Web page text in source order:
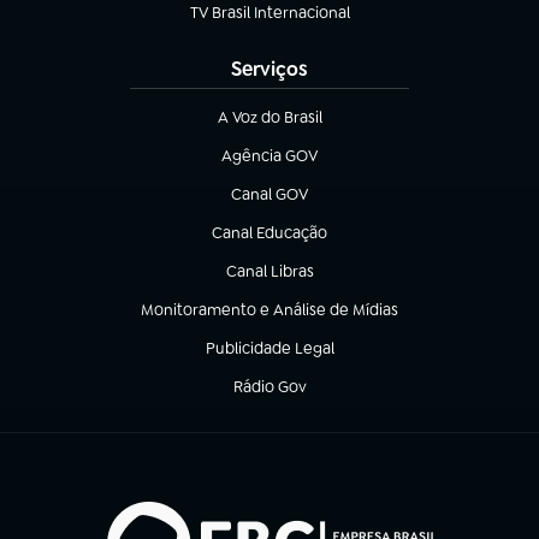
TV Brasil Internacional
(abre em nova aba)
Serviços
A Voz do Brasil
(abre em nova aba)
Agência GOV
(abre em nova aba)
Canal GOV
(abre em nova aba)
Canal Educação
(abre em nova aba)
Canal Libras
(abre em nova aba)
Monitoramento e Análise de Mídias
(abre em nova aba)
Publicidade Legal
(abre em nova aba)
Rádio Gov
(abre em nova aba)